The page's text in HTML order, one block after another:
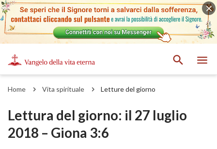
Home Vita spirituale Letture del giorno
Lettura del giorno: il 27 luglio
2018 – Giona 3:6